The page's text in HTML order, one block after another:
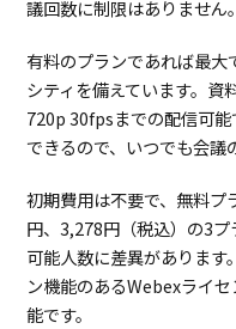
議回数に制限はありません。
有料のプランであれば最
シティを備えています。
720p 30fpsまでの配信可
できるので、いつでも会議
初期費用は不要で、無料
円、3,278円（税込）の3
可能人数に差異があります
ン機能のあるWebexライ
能です。